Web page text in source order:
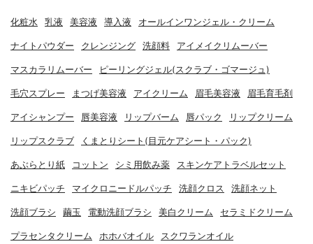
化粧水 乳液 美容液 導入液 オールインワンジェル・クリーム
ナイトパウダー クレンジング 洗顔料 アイメイクリムーバー
マスカラリムーバー ピーリングジェル(スクラブ・ゴマージュ)
毛穴スプレー まつげ美容液 アイクリーム 眉毛美容液 眉毛育毛剤
アイシャンプー 唇美容液 リップバーム 唇パック リップクリーム
リップスクラブ くまとりシート(目元ケアシート・パック)
あぶらとり紙 コットン シミ用飲み薬 スキンケアトラベルセット
ニキビパッチ マイクロニードルパッチ 洗顔クロス 洗顔ネット
洗顔ブラシ 繭玉 電動洗顔ブラシ 美白クリーム セラミドクリーム
プラセンタクリーム ホホバオイル スクワランオイル